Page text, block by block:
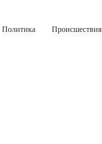
Политика Происшествия